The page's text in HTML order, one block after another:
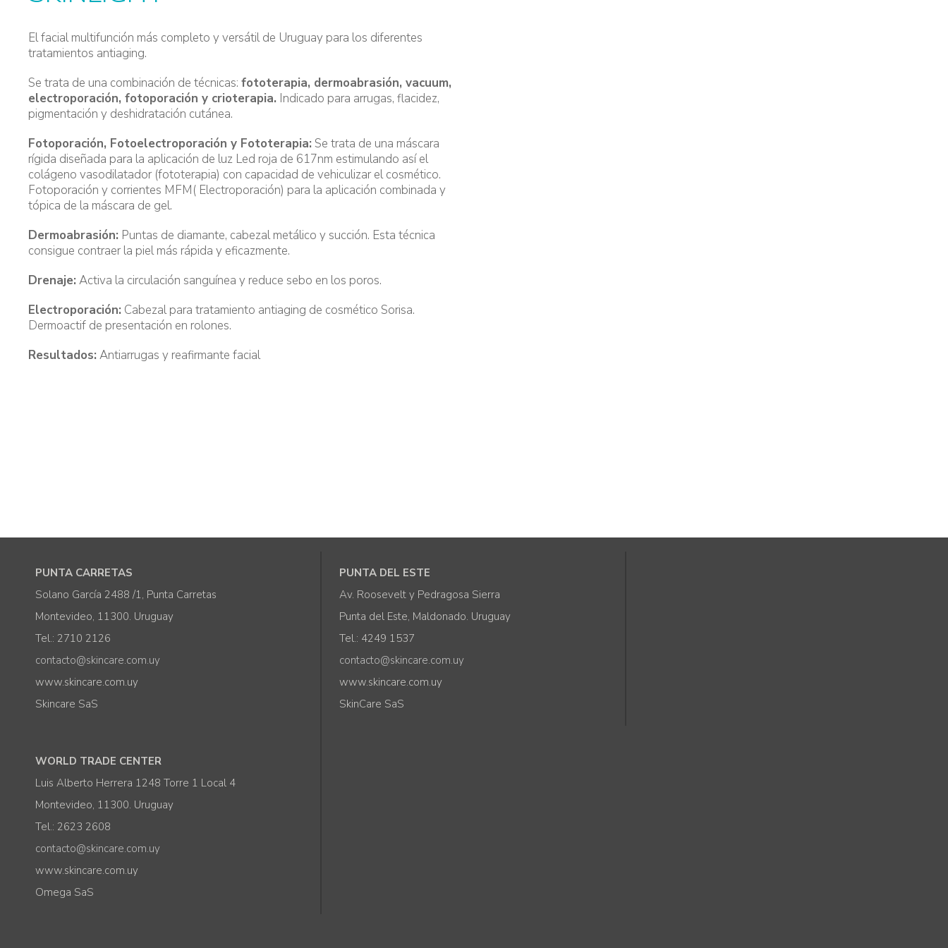
El facial multifunción más completo y versátil de Uruguay para los diferentes
tratamientos antiaging.
Se trata de una combinación de técnicas:fototerapia, dermoabrasión, vacuum,
electroporación, fotoporación y crioterapia. Indicado para arrugas, flacidez,
pigmentación y deshidratación cutánea.
Fotoporación, Fotoelectroporación y Fototerapia: Se trata de una máscara
rígida diseñada para la aplicación de luz Led roja de 617nm estimulando así el
colágeno vasodilatador (fototerapia) con capacidad de vehiculizar el cosmético.
Fotoporación y corrientes MFM( Electroporación) para la aplicación combinada y
tópica de la máscara de gel.
Dermoabrasión: Puntas de diamante, cabezal metálico y succión. Esta técnica
consigue contraer la piel más rápida y eficazmente.
Drenaje: Activa la circulación sanguínea y reduce sebo en los poros.
Electroporación: Cabezal para tratamiento antiaging de cosmético Sorisa.
Dermoactif de presentación en rolones.
Resultados: Antiarrugas y reafirmante facial
PUNTA CARRETAS
Solano García 2488 /1, Punta Carretas
Montevideo, 11300. Uruguay
Tel.: 2710 2126
contacto@skincare.com.uy
www.skincare.com.uy
Skincare SaS
WORLD TRADE CENTER
Luis Alberto Herrera 1248 Torre 1 Local 4
Montevideo, 11300. Uruguay
Tel.: 2623 2608
contacto@skincare.com.uy
www.skincare.com.uy
Omega SaS
PUNTA DEL ESTE
Av. Roosevelt y Pedragosa Sierra
Punta del Este, Maldonado. Uruguay
Tel.: 4249 1537
contacto@skincare.com.uy
www.skincare.com.uy
SkinCare SaS